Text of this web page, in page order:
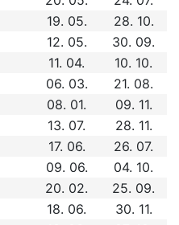
19. 05.
28. 10.
12. 05.
30. 09.
11. 04.
10. 10.
06. 03.
21. 08.
08. 01.
09. 11.
13. 07.
28. 11.
17. 06.
26. 07.
09. 06.
04. 10.
20. 02.
25. 09.
18. 06.
30. 11.